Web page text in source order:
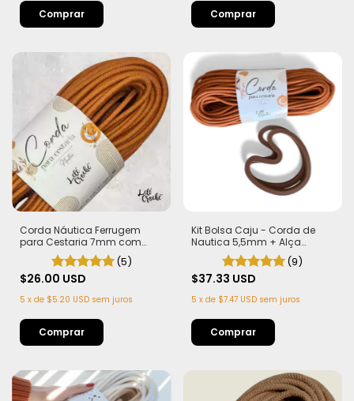
Corda Náutica Ferrugem
para Cestaria 7mm com
Alma - Firme, Leve e
Estruturada | 50 metros
(5)
$26.00 USD
5 x de $5.20 USD sem juros
Kit Bolsa Caju - Corda de
Nautica 5,5mm + Alça
Castanha de Caju Marrom
(9)
$37.33 USD
5 x de $7.47 USD sem juros
Comprar